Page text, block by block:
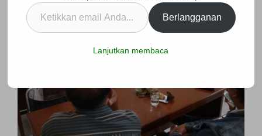
Ketikkan
email
Berlangganan
Lanjutkan membaca